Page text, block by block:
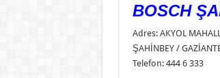
BOSCH
Adres: AKYOL
ŞAHİNBEY /
Telefon: 444 6 333